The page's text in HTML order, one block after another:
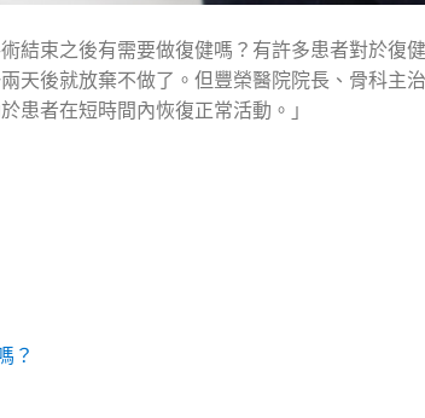
結束之後有需要做復健嗎？有許多患者對於復
天後就放棄不做了。但豐榮醫院院長、骨科主
患者在短時間內恢復正常活動。」
？